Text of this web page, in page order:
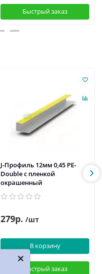
Быстрый заказ
J-Профиль 12мм 0,45 PE-
Double с пленкой
окрашенный
279р. /шт
В корзину
Быстрый заказ